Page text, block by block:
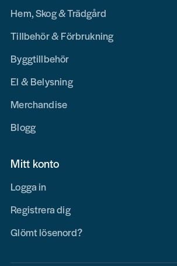
Hem, Skog & Trädgård
Tillbehör & Förbrukning
Byggtillbehör
El & Belysning
Merchandise
Blogg
Mitt konto
Logga in
Registrera dig
Glömt lösenord?